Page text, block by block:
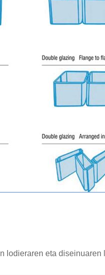
lodieraren eta diseinuaren